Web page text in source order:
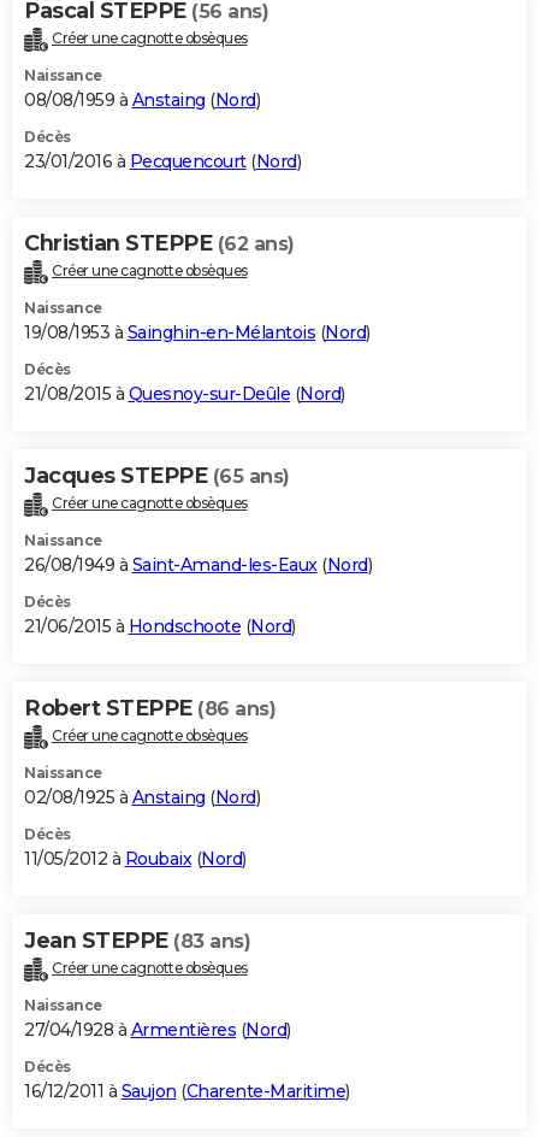
Pascal STEPPE (56 ans)
Créer une cagnotte obsèques
Naissance
08/08/1959 à Anstaing (Nord)
Décès
23/01/2016 à Pecquencourt(Nord)
Christian STEPPE (62 ans)
Créer une cagnotte obsèques
Naissance
19/08/1953 à Sainghin-en-Mélantois (Nord)
Décès
21/08/2015 à Quesnoy-sur-Deûle (Nord)
Jacques STEPPE (65 ans)
Créer une cagnotte obsèques
Naissance
26/08/1949 à Saint-Amand-les-Eaux(Nord)
Décès
21/06/2015 à Hondschoote (Nord)
Robert STEPPE (86 ans)
Créer une cagnotte obsèques
Naissance
02/08/1925 à Anstaing (Nord)
Décès
11/05/2012 à Roubaix(Nord)
Jean STEPPE (83 ans)
Créer une cagnotte obsèques
Naissance
27/04/1928 à Armentières (Nord)
Décès
16/12/2011 à Saujon (Charente-Maritime)